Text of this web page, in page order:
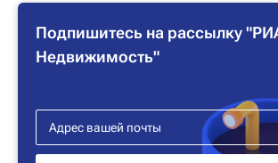
Подпишитесь на рассылку
Недвижимость"